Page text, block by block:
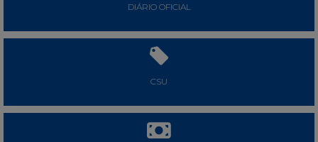
DIÁRIO OFICIAL
CSU